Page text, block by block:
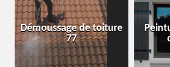
Démoussage de toiture
77